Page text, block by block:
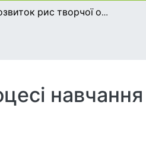
Розвиток рис творчої особистості у процесі навчання елементарної математики
навчання